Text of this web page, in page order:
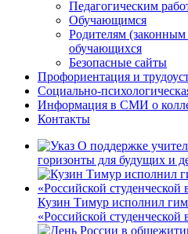
Педагогическим
Обучающимся
Родителям (законным
обучающихся
Безопасные сайты
Профориентация и
Социально-
Информация в СМИ о
Контакты
горизонты для будущих и
Кузин Тимур исполнил
«Российской